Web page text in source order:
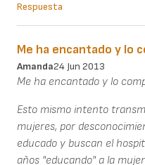
Respuesta
Me ha encantado y lo
Amanda24 Jun 2013
Me ha encantado y lo
Esto mismo intento
mujeres, por
educado y buscan el
años "educando" a la